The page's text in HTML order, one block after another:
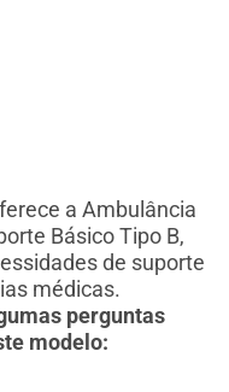
a Ambulância
Básico Tipo B,
de suporte
médicas.
perguntas
modelo: